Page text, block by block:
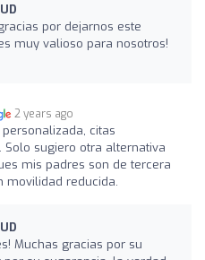
por dejarnos este
muy valioso para nosotros!
2 years ago
citas
sugiero otra alternativa
mis padres son de tercera
movilidad reducida.
Muchas gracias por su